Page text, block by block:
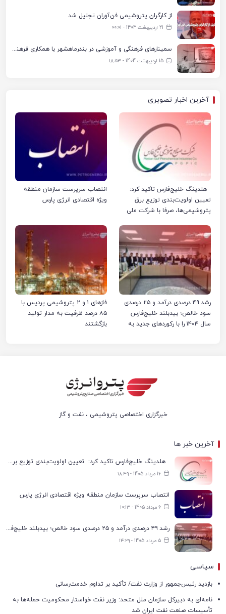
از کارگران پتروشیمی فن‌آوران تجلیل شد
21 اردیبهشت 1404 - ۰۰:۰۱
سمینارهای فرهنگی و آموزشی در بندرماهشهر با همکاری فرهنگ‌سرای پتروشیمی مارون
15 اردیبهشت 1404 - ۱۸:۵۳
آخرین اخبار تصویری
هلدینگ خلیج‌فارس تاکید کرد:
تعیین اولویت‌بندی توزیع برق
پتروشیمی‌ها، صرفا با شرکت ملی
انتصاب سرپرست سازمان منطقه
ویژه اقتصادی انرژی پارس
رشد ۴۹ درصدی درآمد و ۲۵ درصدی
سود خالص؛ بیدبلند خلیج‌فارس
سال ۱۴۰۴ را با رکوردهای جدید به
فازهای ۱ و ۲ پتروشیمی پردیس با
۸۵ درصد ظرفیت به مدار تولید
بازگشتند
خبرگزاری اختصاصی پتروشیمی ، نفت و گاز
آخرین خبر ها
هلدینگ خلیج‌فارس تاکید کرد: تعیین اولویت‌بندی توزیع برق پتروشیمی‌ها، صرفا با شرکت ملی صنایع پتروشیمی ایران است
16 مرداد 1405 - ۱۸:۴۹
انتصاب سرپرست سازمان منطقه ویژه اقتصادی انرژی پارس
6 مرداد 1405 - ۱۰:۱۳
رشد ۴۹ درصدی درآمد و ۲۵ درصدی سود خالص؛ بیدبلند خلیج‌فارس سال ۱۴۰۴ را با رکوردهای جدید به پایان رساند
5 مرداد 1405 - ۱۴:۲۹
سیاسی
بازدید رئیس‌جمهور از وزارت نفت/ تأکید بر تداوم خدمت‌رسانی
نامه‌ای به دبیرکل سازمان ملل متحد: وزیر نفت خواستار محکومیت حمله‌ها به
تأسیسات صنعت نفت ایران شد